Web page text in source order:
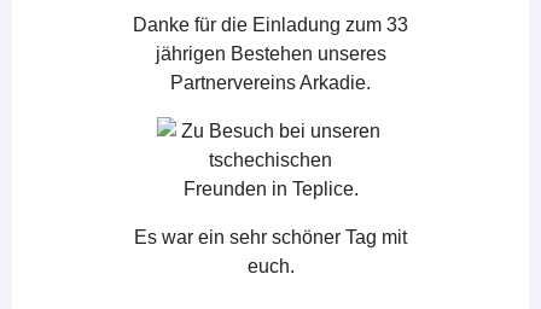
Danke für die Einladung zum 33
jährigen Bestehen unseres
Partnervereins Arkadie.
Es war ein sehr schöner Tag mit
euch.